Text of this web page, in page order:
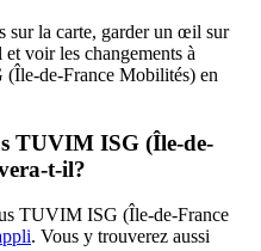
sur la carte, garder un œil sur
voir les changements à
de-France Mobilités) en
TUVIM ISG (Île-de-
t-il?
TUVIM ISG (Île-de-France
. Vous y trouverez aussi